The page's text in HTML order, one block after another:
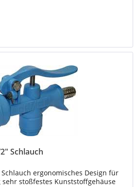
Schlauch
ergonomisches Design für
stoßfestes Kunststoffgehäuse